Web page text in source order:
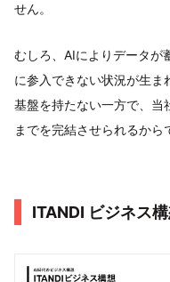
せん。
むしろ、AIによりデータが
に参入できない状況が生ま
基盤を持たない一方で、当
までを完結させられるから
ITANDI ビジネス